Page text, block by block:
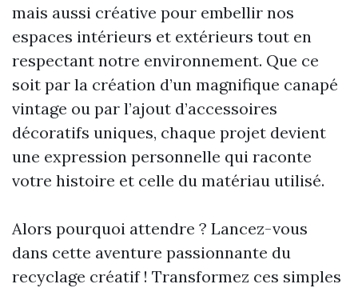
mais aussi créative pour embellir nos
espaces intérieurs et extérieurs tout en
respectant notre environnement. Que ce
soit par la création d’un magnifique canapé
vintage ou par l’ajout d’accessoires
décoratifs uniques, chaque projet devient
une expression personnelle qui raconte
votre histoire et celle du matériau utilisé.
Alors pourquoi attendre ? Lancez-vous
dans cette aventure passionnante du
recyclage créatif ! Transformez ces simples